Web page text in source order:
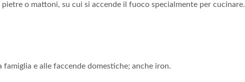
o mattoni, su cui si accende il fuoco specialmente per cucinare.
famiglia e alle faccende domestiche; anche iron.